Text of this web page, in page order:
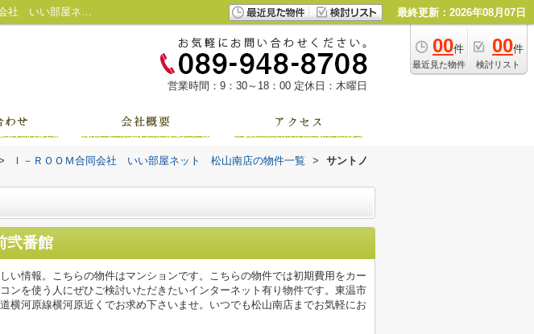
サントノーレ愛大医学部前弐番館／松山市・松山市近郊の賃貸／Ｉ－ＲＯＯＭ合同会社 いい部屋ネット 松山南店 最終更新：2026年08月07日
00件
最近見た物件
00件
検討リスト
営業時間：9：30～18：00 定休日：木曜日
Ｉ－ＲＯＯＭ合同会社 いい部屋ネット 松山南店の物件一覧 >
サントノ
弐番館
い情報。こちらの物件はマンションです。こちらの物件では初期費用をカー
ンを使う人にぜひご検討いただきたいインターネット有り物件です。東温市
横河原線横河原近くでお求め下さいませ。いつでも松山南店までお気軽にお